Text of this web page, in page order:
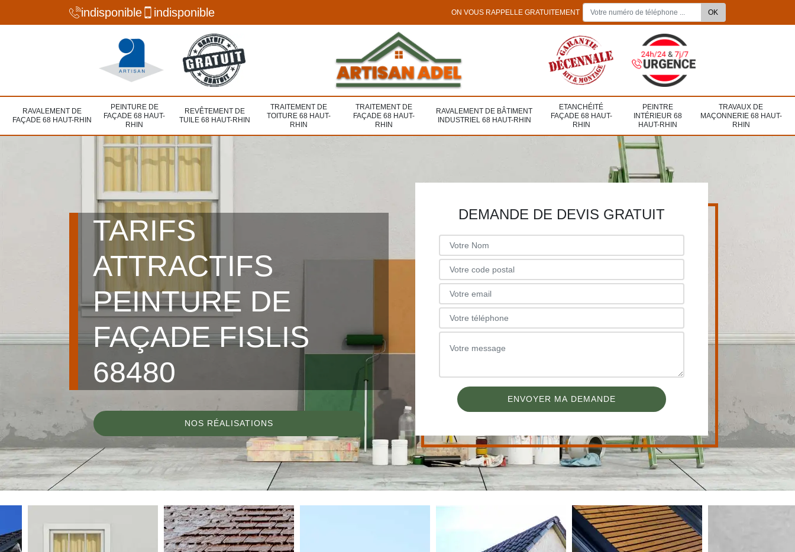
indisponible indisponible ON VOUS RAPPELLE GRATUITEMENT
RAVALEMENT DE
FAÇADE 68 HAUT-RHIN
PEINTURE DE
FAÇADE 68 HAUT-
RHIN
REVÊTEMENT DE
TUILE 68 HAUT-RHIN
TRAITEMENT DE
TOITURE 68 HAUT-
RHIN
TRAITEMENT DE
FAÇADE 68 HAUT-
RHIN
RAVALEMENT DE BÂTIMENT
INDUSTRIEL 68 HAUT-RHIN
ETANCHÉITÉ
FAÇADE 68 HAUT-
RHIN
PEINTRE
INTÉRIEUR 68
HAUT-RHIN
TRAVAUX DE
MAÇONNERIE 68 HAUT-
RHIN
TARIFS
ATTRACTIFS
PEINTURE DE
FAÇADE FISLIS
68480
NOS RÉALISATIONS
DEMANDE DE DEVIS GRATUIT